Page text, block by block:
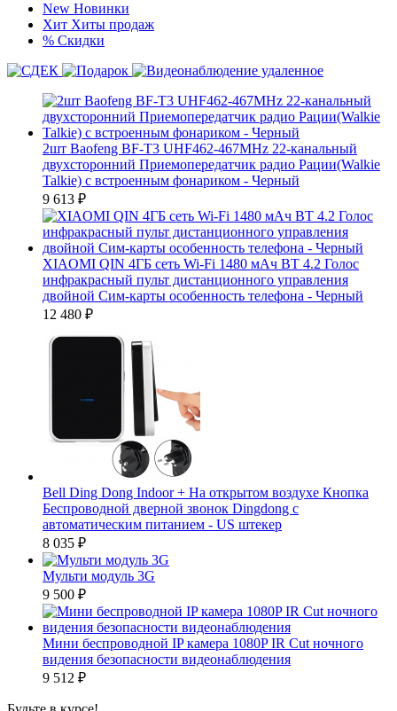
New Новинки
Хит Хиты продаж
% Скидки
2шт Baofeng BF-T3 UHF462-467MHz 22-канальный
двухсторонний Приемопередатчик радио Рации(Walkie
Talkie) с встроенным фонариком - Черный
9 613 ₽
XIAOMI QIN 4ГБ сеть Wi-Fi 1480 мАч BT 4.2 Голос
инфракрасный пульт дистанционного управления
двойной Сим-карты особенность телефона - Черный
12 480 ₽
Bell Ding Dong Indoor + На открытом воздухе Кнопка
Беспроводной дверной звонок Dingdong с
автоматическим питанием - US штекер
8 035 ₽
Мульти модуль 3G
9 500 ₽
Мини беспроводной IP камера 1080P IR Cut ночного
видения безопасности видеонаблюдения
9 512 ₽